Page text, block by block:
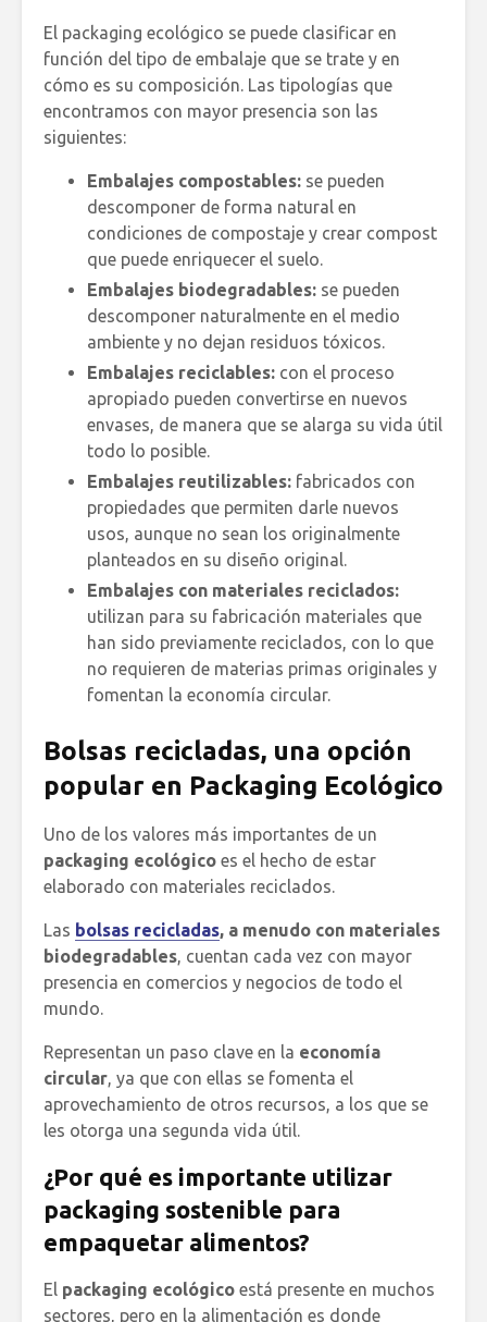
El packaging ecológico se puede clasificar en
función del tipo de embalaje que se trate y en
cómo es su composición. Las tipologías que
encontramos con mayor presencia son las
siguientes:
Embalajes compostables: se pueden
descomponer de forma natural en
condiciones de compostaje y crear compost
que puede enriquecer el suelo.
Embalajes biodegradables: se pueden
descomponer naturalmente en el medio
ambiente y no dejan residuos tóxicos.
Embalajes reciclables: con el proceso
apropiado pueden convertirse en nuevos
envases, de manera que se alarga su vida útil
todo lo posible.
Embalajes reutilizables: fabricados con
propiedades que permiten darle nuevos
usos, aunque no sean los originalmente
planteados en su diseño original.
Embalajes con materiales reciclados:
utilizan para su fabricación materiales que
han sido previamente reciclados, con lo que
no requieren de materias primas originales y
fomentan la economía circular.
Bolsas recicladas, una opción
popular en Packaging Ecológico
Uno de los valores más importantes de un
packaging ecológico es el hecho de estar
elaborado con materiales reciclados.
Las bolsas recicladas, a menudo con materiales
biodegradables , cuentan cada vez con mayor
presencia en comercios y negocios de todo el
mundo.
Representan un paso clave en la economía
circular , ya que con ellas se fomenta el
aprovechamiento de otros recursos, a los que se
les otorga una segunda vida útil.
¿Por qué es importante utilizar
packaging sostenible para
empaquetar alimentos?
El packaging ecológico está presente en muchos
sectores, pero en la alimentación es donde